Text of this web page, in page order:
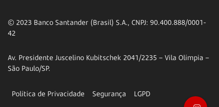
© 2023 Banco Santander (Brasil) S.A., CNPJ: 90.400.888/0001-
42
Av. Presidente Juscelino Kubitschek 2041/2235 – Vila Olímpia –
São Paulo/SP.
Política de Privacidade Segurança LGPD